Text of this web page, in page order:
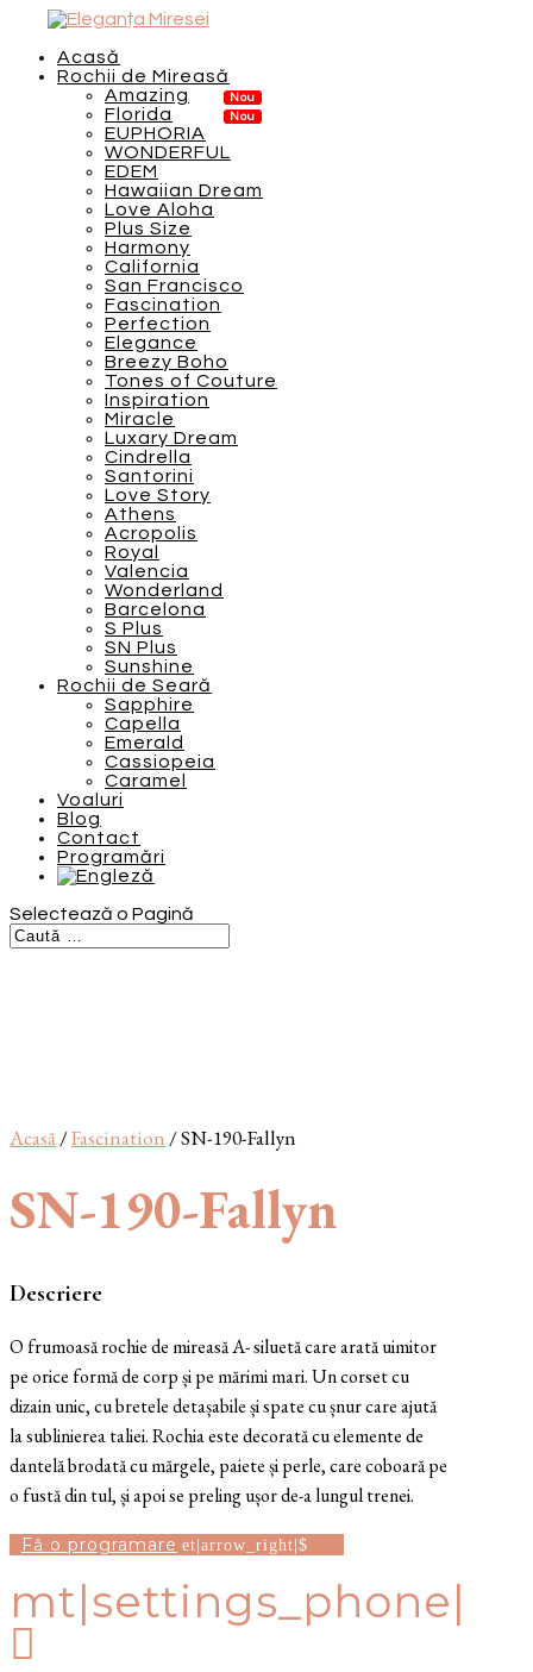
Acasă
Rochii de Mireasă
Amazing
Florida
EUPHORIA
WONDERFUL
EDEM
Hawaiian Dream
Love Aloha
Plus Size
Harmony
California
San Francisco
Fascination
Perfection
Elegance
Breezy Boho
Tones of Couture
Inspiration
Miracle
Luxary Dream
Cindrella
Santorini
Love Story
Athens
Acropolis
Royal
Valencia
Wonderland
Barcelona
S Plus
SN Plus
Sunshine
Rochii de Seară
Sapphire
Capella
Emerald
Cassiopeia
Caramel
Voaluri
Blog
Contact
Programări
Selectează o Pagină
Acasă/Fascination / SN-190-Fallyn
SN-190-Fallyn
Descriere
O frumoasă rochie de mireasă A- siluetă care arată uimitor
pe orice formă de corp și pe mărimi mari. Un corset cu
dizain unic, cu bretele detașabile și spate cu șnur care ajută
la sublinierea taliei. Rochia este decorată cu elemente de
dantelă brodată cu mărgele, paiete și perle, care coboară pe
o fustă din tul, și apoi se preling ușor de-a lungul trenei.
Fă o programare
mt|settings_phone|
